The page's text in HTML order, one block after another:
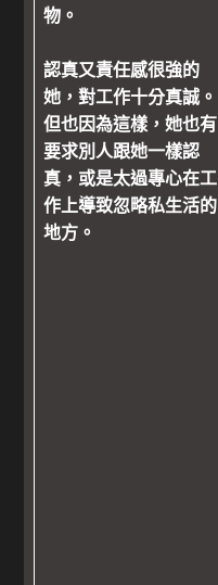
物。
認真又責任感很強的
她，對工作十分真誠。
但也因為這樣，她也有
要求別人跟她一樣認
真，或是太過專心在工
作上導致忽略私生活的
地方。